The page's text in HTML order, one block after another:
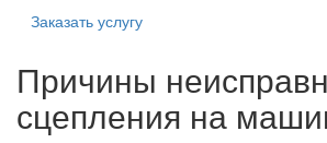
Заказать услугу
Причины
сцепления на